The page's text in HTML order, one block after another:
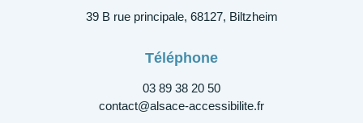
39 B rue principale, 68127, Biltzheim
Téléphone
03 89 38 20 50
contact@alsace-accessibilite.fr